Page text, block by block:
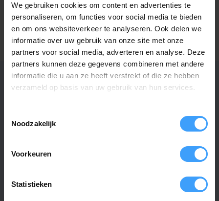
We gebruiken cookies om content en advertenties te
personaliseren, om functies voor social media te bieden
en om ons websiteverkeer te analyseren. Ook delen we
informatie over uw gebruik van onze site met onze
partners voor social media, adverteren en analyse. Deze
partners kunnen deze gegevens combineren met andere
informatie die u aan ze heeft verstrekt of die ze hebben
verzameld op basis van uw gebruik van hun services.
Noodzakelijk
Voorkeuren
Statistieken
Gerelateerde producten
TypeError: Failed to fetch
https://www.handzender.nl/tedsen/
Specificaties
EAN Code